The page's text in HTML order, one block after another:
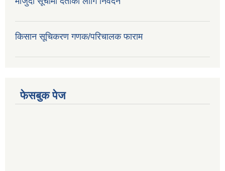
किसान सूचिकरण गणक/परिचालक फाराम
फेसबुक पेज